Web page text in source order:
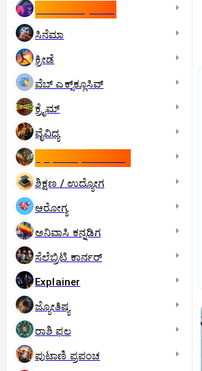
ಸಿನೆಮಾ
ಕ್ರೀಡೆ
ವೆಬ್ ಎಕ್ಸ್‌ಕ್ಲೂಸಿವ್
ಕ್ರೈಮ್
ವೈವಿಧ್ಯ
ಶಿಕ್ಷಣ / ಉದ್ಯೋಗ
ಆರೋಗ್ಯ
ಅನಿವಾಸಿ ಕನ್ನಡಿಗ
ಸೆಲೆಬ್ರಿಟಿ ಕಾರ್ನರ್‌
Explainer
ಜ್ಯೋತಿಷ್ಯ
ರಾಶಿ ಫಲ
ಪುಟಾಣಿ ಪ್ರಪಂಚ